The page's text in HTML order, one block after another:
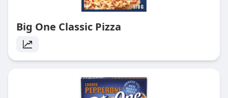
Big One Classic Pizza